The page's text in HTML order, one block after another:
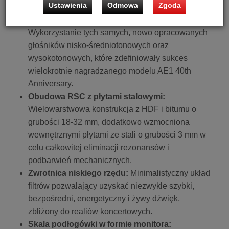
marki.
Wykorzystanie tych samych, nowo opracowanych
głośników nisko-średniotonowych oraz
wysokotonowych, które zdefiniowały sukces
wielokrotnie nagradzanego modelu AE1 40th
Anniversary.
Obudowa RSC z płytami stalowymi:
Wielowarstwowa konstrukcja z HDF i bitumu o
grubości 18-32 mm, dodatkowo wzmocniona
wewnętrznymi płytami ze stali o grubości 3 mm w
celu całkowitej eliminacji rezonansów i
podbarwień mechanicznych.
Zwrotnica niskiego rzędu: Minimalistyczny układ
filtrów pozwalający uzyskać niezwykle szybki,
bezpośredni, energetyczny i żywy dźwięk,
zbliżony do realiów koncertowych.
Skala podłogówki w formie monitora:
Ustawienia Odmowa Zgoda